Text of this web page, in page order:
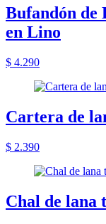
Bufandón de
en Lino
$ 4.290
Cartera de
$ 2.390
Chal de lana